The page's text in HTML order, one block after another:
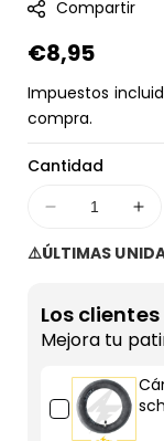
Compartir
Precio
regular
€8,95
Impuestos
compra.
Cantidad
Disminuir
cantidad
para
de
aire
10x2
2,125
válvula
de
/
⚠️ÚLTIMAS
Los
Mejora tu